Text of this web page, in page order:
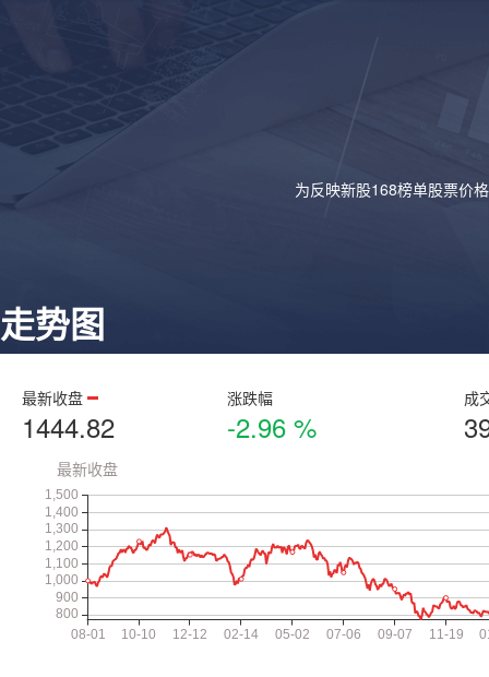
为反映新股168榜单股票价
走势图
最新收盘
1444.82
涨跌幅
-2.96 %
成